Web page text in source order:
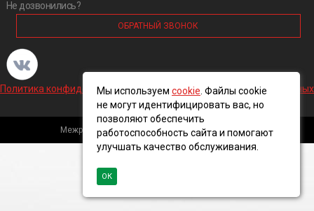
Не дозвонились?
ОБРАТНЫЙ ЗВОНОК
Политика конфиденциальности и обработки персональных данных
Межрегиональная кабельная компания, 2016 ©
Мы используем cookie . Файлы cookie
не могут идентифицировать вас, но
позволяют обеспечить
работоспособность сайта и помогают
улучшать качество обслуживания.
ОК